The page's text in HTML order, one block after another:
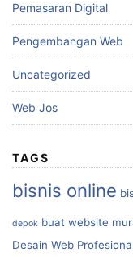
Pemasaran Digital
Pengembangan Web
Uncategorized
Web Jos
TAGS
bisnis online
depok buat website
Desain Web